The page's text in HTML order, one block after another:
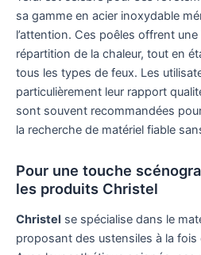
sa gamme en acier inoxydable
l’attention. Ces poêles offrent
répartition de la chaleur, tout en
tous les types de feux. Les
particulièrement leur rapport
sont souvent recommandées
la recherche de matériel fiable
Pour une touche
les produits Christel
Christel se spécialise dans le
proposant des ustensiles à la